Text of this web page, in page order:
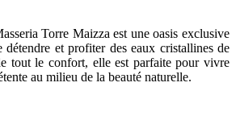
Torre Maizza est une oasis exclusive
détendre et profiter des eaux cristallines de
tout le confort, elle est parfaite pour vivre
au milieu de la beauté naturelle.